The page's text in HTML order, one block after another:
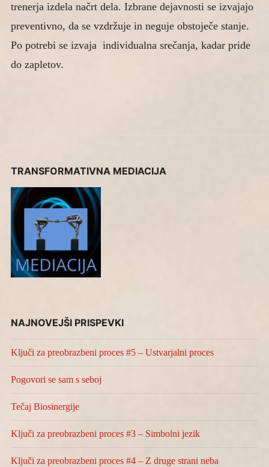
trenerja izdela načrt dela. Izbrane dejavnosti se izvajajo
preventivno, da se vzdržuje in neguje obstoječe stanje.
Po potrebi se izvaja individualna srečanja, kadar pride
do zapletov.
TRANSFORMATIVNA MEDIACIJA
NAJNOVEJŠI PRISPEVKI
Ključi za preobrazbeni proces #5 – Ustvarjalni proces
Pogovori se sam s seboj
Tečaj Biosinergije
Ključi za preobrazbeni proces #3 – Simbolni jezik
Ključi za preobrazbeni proces #4 – Z druge strani neba